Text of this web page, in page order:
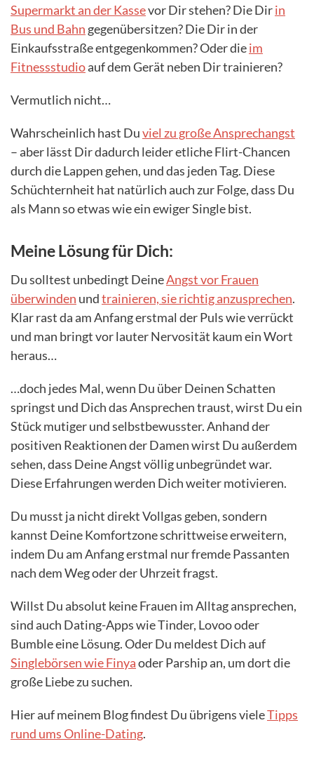
Supermarkt an der Kassevor Dir stehen? Die Dirin
Bus und Bahngegenübersitzen? Die Dir in der
Einkaufsstraße entgegenkommen? Oder dieim
Fitnessstudioauf dem Gerät neben Dir trainieren?
Vermutlich nicht…
Wahrscheinlich hast Duviel zu große Ansprechangst
– aber lässt Dir dadurch leider etliche Flirt-Chancen
durch die Lappen gehen, und das jeden Tag. Diese
Schüchternheit hat natürlich auch zur Folge, dass Du
als Mann so etwas wie ein ewiger Single bist.
Meine Lösung für Dich:
Du solltest unbedingt DeineAngst vor Frauen
überwinden undtrainieren, sie richtig anzusprechen.
Klar rast da am Anfang erstmal der Puls wie verrückt
und man bringt vor lauter Nervosität kaum ein Wort
heraus…
…doch jedes Mal, wenn Du über Deinen Schatten
springst und Dich das Ansprechen traust, wirst Du ein
Stück mutiger und selbstbewusster. Anhand der
positiven Reaktionen der Damen wirst Du außerdem
sehen, dass Deine Angst völlig unbegründet war.
Diese Erfahrungen werden Dich weiter motivieren.
Du musst ja nicht direkt Vollgas geben, sondern
kannst Deine Komfortzone schrittweise erweitern,
indem Du am Anfang erstmal nur fremde Passanten
nach dem Weg oder der Uhrzeit fragst.
Willst Du absolut keine Frauen im Alltag ansprechen,
sind auch Dating-Apps wie Tinder, Lovoo oder
Bumble eine Lösung. Oder Du meldest Dich auf
Singlebörsen wie Finyaoder Parship an, um dort die
große Liebe zu suchen.
Hier auf meinem Blog findest Du übrigens vieleTipps
rund ums Online-Dating.